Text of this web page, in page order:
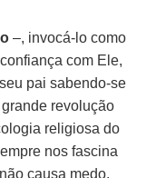
–, invocá-lo como
com Ele,
pai sabendo-se
revolução
religiosa do
nos fascina
causa medo,